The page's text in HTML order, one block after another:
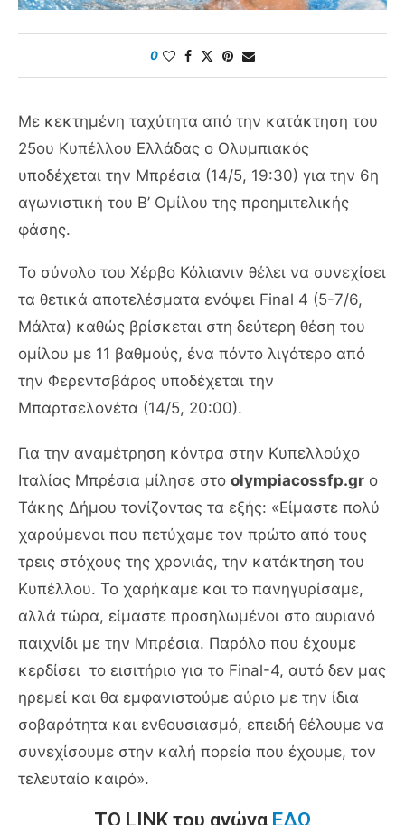
0
Με κεκτημένη ταχύτητα από την κατάκτηση του
25ου Κυπέλλου Ελλάδας ο Ολυμπιακός
υποδέχεται την Μπρέσια (14/5, 19:30) για την 6η
αγωνιστική του Β’ Ομίλου της προημιτελικής
φάσης.
Το σύνολο του Χέρβο Κόλιανιν θέλει να συνεχίσει
τα θετικά αποτελέσματα ενόψει Final 4 (5-7/6,
Μάλτα) καθώς βρίσκεται στη δεύτερη θέση του
ομίλου με 11 βαθμούς, ένα πόντο λιγότερο από
την Φερεντσβάρος υποδέχεται την
Μπαρτσελονέτα (14/5, 20:00).
Για την αναμέτρηση κόντρα στην Κυπελλούχο
Ιταλίας Μπρέσια μίλησε στο olympiacossfp.gr ο
Τάκης Δήμου τονίζοντας τα εξής: «Είμαστε πολύ
χαρούμενοι που πετύχαμε τον πρώτο από τους
τρεις στόχους της χρονιάς, την κατάκτηση του
Κυπέλλου. Το χαρήκαμε και το πανηγυρίσαμε,
αλλά τώρα, είμαστε προσηλωμένοι στο αυριανό
παιχνίδι με την Μπρέσια. Παρόλο που έχουμε
κερδίσει το εισιτήριο για το Final-4, αυτό δεν μας
ηρεμεί και θα εμφανιστούμε αύριο με την ίδια
σοβαρότητα και ενθουσιασμό, επειδή θέλουμε να
συνεχίσουμε στην καλή πορεία που έχουμε, τον
τελευταίο καιρό».
ΤΟ LINK του αγώνα ΕΔΩ